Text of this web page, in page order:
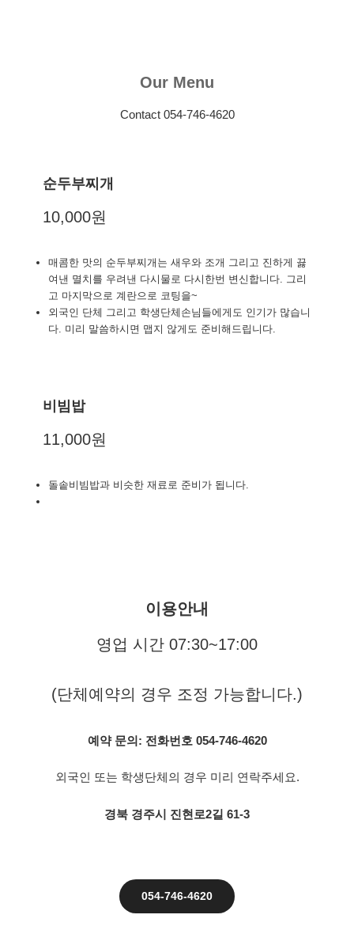
Our Menu
Contact 054-746-4620
순두부찌개
10,000원
매콤한 맛의 순두부찌개는 새우와 조개 그리고 진하게 끓
여낸 멸치를 우려낸 다시물로 다시한번 변신합니다. 그리
고 마지막으로 계란으로 코팅을~
외국인 단체 그리고 학생단체손님들에게도 인기가 많습니
다. 미리 말씀하시면 맵지 않게도 준비해드립니다.
비빔밥
11,000원
돌솥비빔밥과 비슷한 재료로 준비가 됩니다.
이용안내
영업 시간 07:30~17:00
(단체예약의 경우 조정 가능합니다.)
예약 문의: 전화번호 054-746-4620
외국인 또는 학생단체의 경우 미리 연락주세요.
경북 경주시 진현로2길 61-3
054-746-4620